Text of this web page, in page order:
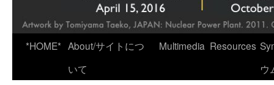
*HOME* About/サイトにつ
いて
Multimedia Resources
ウ